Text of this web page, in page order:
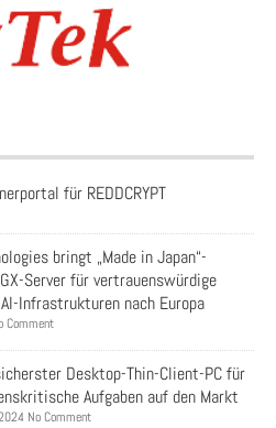
für REDDCRYPT
bringt „Made in Japan“-
GX-Server für vertrauenswürdige
Infrastrukturen nach Europa
Comment
Desktop-Thin-Client-PC für
Aufgaben auf den Markt
No Comment